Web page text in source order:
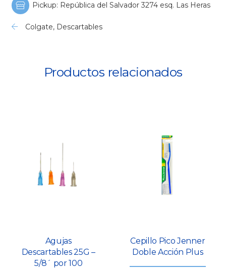
Pickup: República del Salvador 3274 esq. Las Heras
Colgate, Descartables
Productos relacionados
Agujas
Descartables 25G –
5/8´ por 100
Cepillo Pico Jenner
Doble Acción Plus